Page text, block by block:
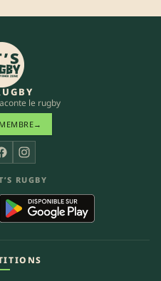
le rugby
→
FacebookInstagram
RUGBY